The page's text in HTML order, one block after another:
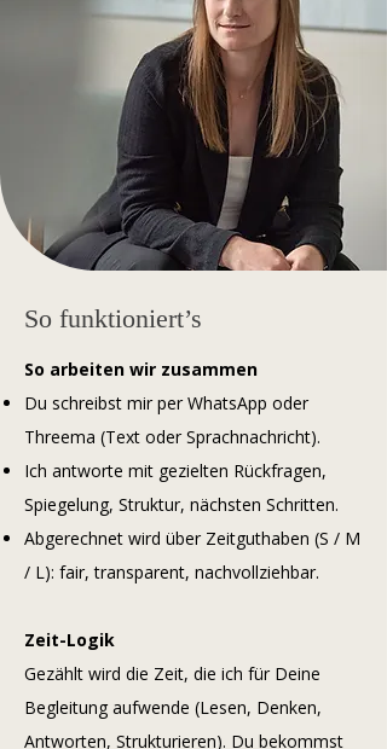
So funktioniert’s
So arbeiten wir zusammen
Du schreibst mir per WhatsApp oder
Threema (Text oder Sprachnachricht).
Ich antworte mit gezielten Rückfragen,
Spiegelung, Struktur, nächsten Schritten.
Abgerechnet wird über Zeitguthaben (S / M
/ L): fair, transparent, nachvollziehbar.
Zeit-Logik
Gezählt wird die Zeit, die ich für Deine
Begleitung aufwende (Lesen, Denken,
Antworten, Strukturieren). Du bekommst